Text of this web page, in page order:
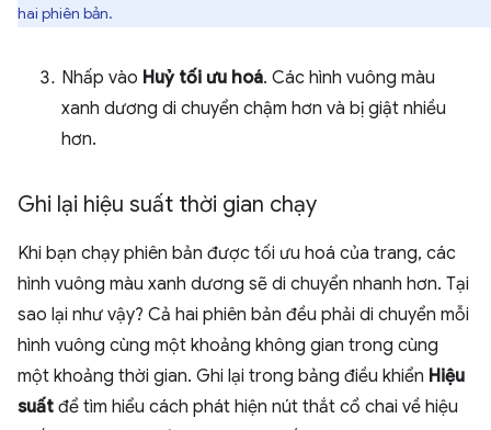
hai phiên bản.
Nhấp vào Huỷ tối ưu hoá. Các hình vuông màu
xanh dương di chuyển chậm hơn và bị giật nhiều
hơn.
Ghi lại hiệu suất thời gian chạy
Khi bạn chạy phiên bản được tối ưu hoá của trang, các
hình vuông màu xanh dương sẽ di chuyển nhanh hơn. Tại
sao lại như vậy? Cả hai phiên bản đều phải di chuyển mỗi
hình vuông cùng một khoảng không gian trong cùng
một khoảng thời gian. Ghi lại trong bảng điều khiển Hiệu
suất để tìm hiểu cách phát hiện nút thắt cổ chai về hiệu